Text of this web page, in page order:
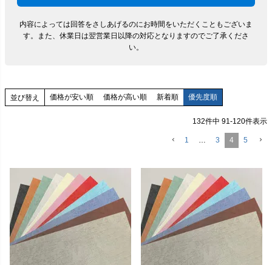
内容によっては回答をさしあげるのにお時間をいただくこともございま
す。
また、休業日は翌営業日以降の対応となりますのでご了承くださ
い。
並び替え 価格が安い順 価格が高い順 新着順 優先度順
132件中 91-120件表示
1 … 3 4 5